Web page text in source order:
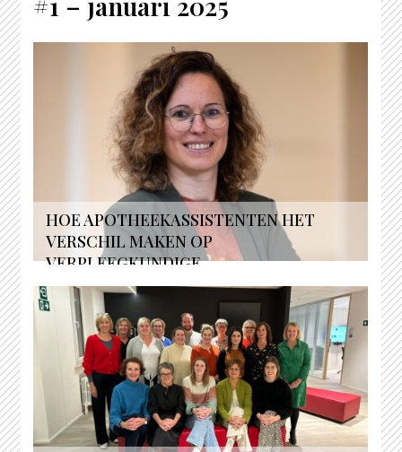
LID WORDEN
HOE APOTHEEKASSISTENTEN HET
VERSCHIL MAKEN OP
VERPLEEGKUNDIGE...